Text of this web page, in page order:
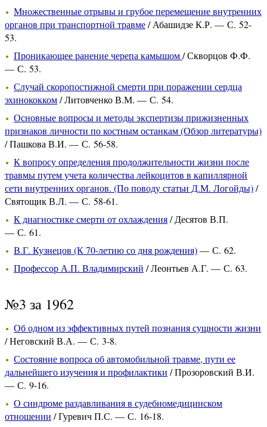
Множественные отрывы и грубое перемещение внутренних
органов при транспортной травме/ Абашидзе К.Р. — С. 52-
53.
Проникающее ранение черепа камышом/ Скворцов Ф.Ф.
— С. 53.
Случай скоропостижной смерти при поражении сердца
эхинококком/ Литовченко В.М. — С. 54.
Основные вопросы и методы экспертизы прижизненных
признаков личности по костным останкам (Обзор литературы)
/ Пашкова В.И. — С. 56-58.
К вопросу определения продолжительности жизни после
травмы путем учета количества лейкоцитов в капиллярной
сети внутренних органов. (По поводу статьи Д.М. Логойды)/
Святощик В.Л. — С. 58-61.
К диагностике смерти от охлаждения/ Десятов В.П.
— С. 61.
В.Г. Кузнецов (К 70-летию со дня рождения)— С. 62.
Профессор А.П. Владимирский / Леонтьев А.Г. — С. 63.
№3 за 1962
Об одном из эффективных путей познания сущности жизни
/ Неговский В.А. — С. 3-8.
Состояние вопроса об автомобильной травме, пути ее
дальнейшего изучения и профилактики / Прозоровский В.И.
— С. 9-16.
О синдроме раздавливания в судебномедицинском
отношении / Гуревич П.С. — С. 16-18.